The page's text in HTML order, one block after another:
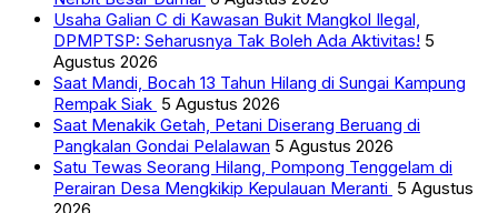
Usaha Galian C di Kawasan Bukit Mangkol Ilegal,
DPMPTSP: Seharusnya Tak Boleh Ada Aktivitas! 5
Agustus 2026
Saat Mandi, Bocah 13 Tahun Hilang di Sungai Kampung
Rempak Siak 5 Agustus 2026
Saat Menakik Getah, Petani Diserang Beruang di
Pangkalan Gondai Pelalawan 5 Agustus 2026
Satu Tewas Seorang Hilang, Pompong Tenggelam di
Perairan Desa Mengkikip Kepulauan Meranti 5 Agustus